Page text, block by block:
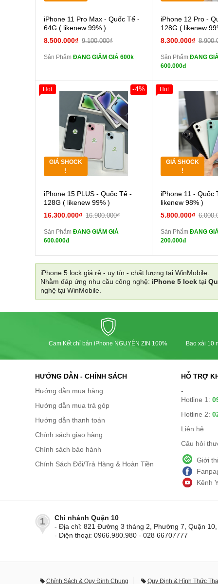
Cường lực 10D full
màn
tai nghe iPhone 6S
Pin dự phòng và
các Phụ Kiện Khác
iPhone 11 Pro Max - Quốc Tế -
64G ( likenew 99% )
8.500.000₫ 9.100.000₫
Sản Phẩm ĐANG GIẢM GIÁ 600k
màn
tai
các Phụ Kiện Khác
iPhone 12 Pro -
128G ( likenew
8.300.000₫
Sản Phẩm ĐANG
600.000đ
GIÁ SHOCK
!
Giảm 100.000đ
Khách Hàng
Tặng
Cường lực 10D full
màn
tai nghe iPhone 6S
Pin dự phòng và
các Phụ Kiện Khác
iPhone 15 PLUS - Quốc Tế -
128G ( likenew 99% )
16.300.000₫ 16.900.000₫
-4%
Sản Phẩm ĐANG GIẢM GIÁ
600.000đ
Hot
GIÁ SHOCK
!
Giảm 100.000đ
Thân Thiết
Tặng
Tặng
màn
tai
iPhone 11 - Quốc
likenew 98% )
5.800.000₫
Sản Phẩm ĐANG
200.000đ
Hot
iPhone 5 lock giá rẻ - uy tín - chất lượng tại WinMobile.
Nhằm đáp ứng nhu cầu công nghệ: iPhone 5 lock tại
nghệ tại WinMobile.
Cam Kết chỉ bán iPhone NGUYÊN ZIN 100%
Bao xài 10
HƯỚNG DẪN - CHÍNH SÁCH
Hướng dẫn mua hàng
Hướng dẫn mua trả góp
Hướng dẫn thanh toán
Chính sách giao hàng
Chính sách bảo hành
Chính Sách Đổi/Trả Hàng & Hoàn Tiền
HỖ TRỢ
-
Hotline 1:
Hotline 2:
Liên hệ
Câu hỏi
Giới
Kênh
1
Chi nhánh Quận 10
- Địa chỉ: 821 Đường 3 tháng 2, Phường 7, Quận 10,
- Điện thoại: 0966.980.980 - 028 66707777
Chính Sách & Quy Định Chung Quy Định & Hình Thức